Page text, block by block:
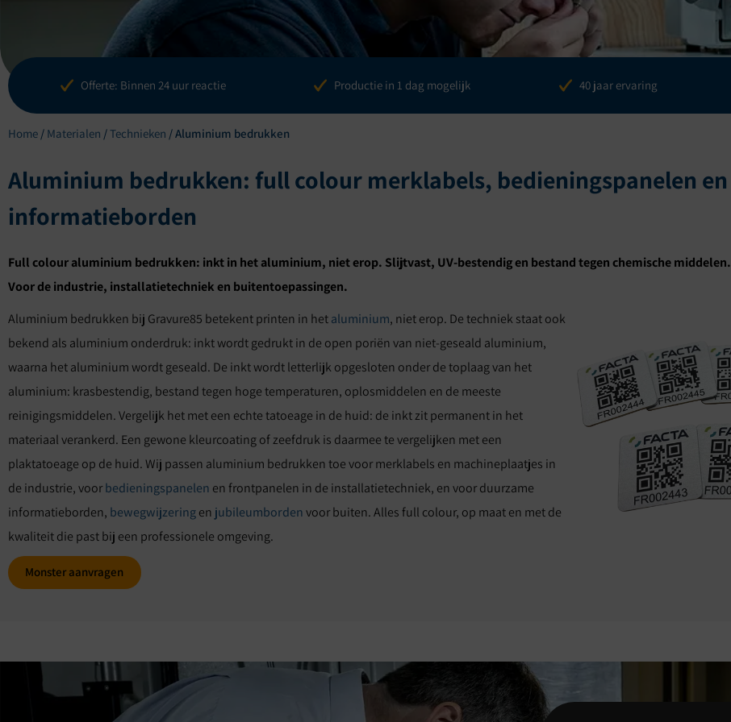
Blogs Referenties
Offerte: Binnen 24 uur reactie Productie in 1 dag mogelijk 40 jaar ervaring
Home / Materialen /Technieken /Aluminium bedrukken
Aluminium bedrukken: full colour merklabels, bedieningspanelen en
informatieborden
Full colour aluminium bedrukken: inkt in het aluminium, niet erop. Slijtvast, UV-bestendig en bestand tegen chemische middelen.
Voor de industrie, installatietechniek en buitentoepassingen.
Aluminium bedrukken bij Gravure85 betekent printen in hetaluminium, niet erop. De techniek staat ook
bekend als aluminium onderdruk: inkt wordt gedrukt in de open poriën van niet-geseald aluminium,
waarna het aluminium wordt geseald. De inkt wordt letterlijk opgesloten onder de toplaag van het
aluminium: krasbestendig, bestand tegen hoge temperaturen, oplosmiddelen en de meeste
reinigingsmiddelen. Vergelijk het met een echte tatoeage in de huid: de inkt zit permanent in het
materiaal verankerd. Een gewone kleurcoating of zeefdruk is daarmee te vergelijken met een
plaktatoeage op de huid. Wij passen aluminium bedrukken toe voor merklabels en machineplaatjes in
de industrie, voorbedieningspanelen en frontpanelen in de installatietechniek, en voor duurzame
informatieborden, bewegwijzeringen jubileumbordenvoor buiten. Alles full colour, op maat en met de
kwaliteit die past bij een professionele omgeving.
Monster aanvragen